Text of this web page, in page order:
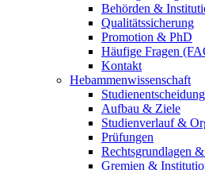
Behörden &
Qualitätssicherung
Promotion & PhD
Häufige Fragen
Kontakt
Hebammenwissenschaft
Studienentscheidung
Aufbau & Ziele
Studienverlauf &
Prüfungen
Rechtsgrundlagen
Gremien &